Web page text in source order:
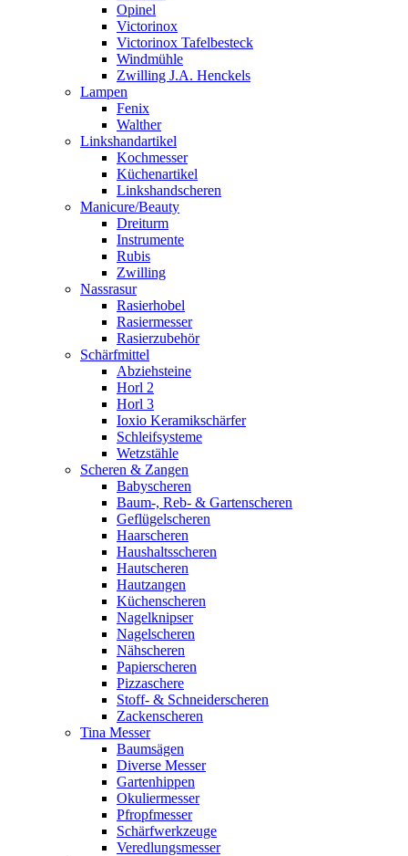
Opinel
Victorinox
Victorinox Tafelbesteck
Windmühle
Zwilling J.A. Henckels
Lampen
Fenix
Walther
Linkshandartikel
Kochmesser
Küchenartikel
Linkshandscheren
Manicure/Beauty
Dreiturm
Instrumente
Rubis
Zwilling
Nassrasur
Rasierhobel
Rasiermesser
Rasierzubehör
Schärfmittel
Abziehsteine
Horl 2
Horl 3
Ioxio Keramikschärfer
Schleifsysteme
Wetzstähle
Scheren & Zangen
Babyscheren
Baum-, Reb- & Gartenscheren
Geflügelscheren
Haarscheren
Haushaltsscheren
Hautscheren
Hautzangen
Küchenscheren
Nagelknipser
Nagelscheren
Nähscheren
Papierscheren
Pizzaschere
Stoff- & Schneiderscheren
Zackenscheren
Tina Messer
Baumsägen
Diverse Messer
Gartenhippen
Okuliermesser
Pfropfmesser
Schärfwerkzeuge
Veredlungsmesser